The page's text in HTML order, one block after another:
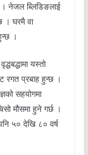
। नेजल ब्लिडिङलाई
। घरमै वा
।
यस्तो
रगत प्रबाह हुन्छ ।
सहयोगमा
मौसमा हुने गर्छ ।
५० देखि ८० वर्ष